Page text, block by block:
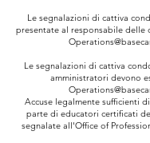
Le segnalazioni di cattiva
presentate al responsabile delle
Le segnalazioni di cattiva
amministratori devono
Accuse legalmente sufficienti
parte di educatori certificati
segnalate all'Office of